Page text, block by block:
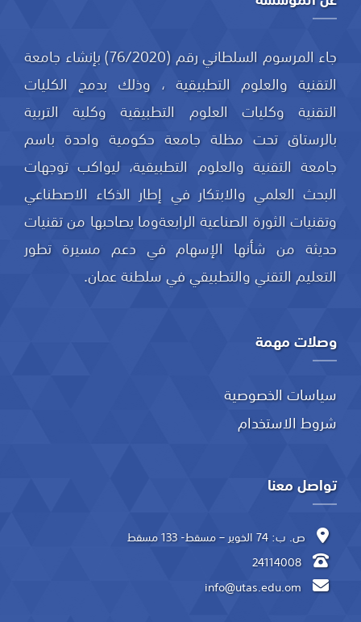
جاء المرسوم السلطاني رقم (76/2020) بإنشاء جامعة
التقنية والعلوم التطبيقية ، وذلك بدمج الكليات
التقنية وكليات العلوم التطبيقية وكلية التربية
بالرستاق تحت مظلة جامعة حكومية واحدة باسم
جامعة التقنية والعلوم التطبيقية، ليواكب توجهات
البحث العلمي والابتكار في إطار الذكاء الاصطناعي
وتقنيات الثورة الصناعية الرابعةوما يصاحبها من تقنيات
حديثة من شأنها الإسهام في دعم مسيرة تطور
التعليم التقني والتطبيقي في سلطنة عمان.
وصلات مهمة
سياسات الخصوصية
شروط الاستخدام
تواصل معنا
ص. ب: 74 الخوير – مسقط- 133 مسقط
24114008